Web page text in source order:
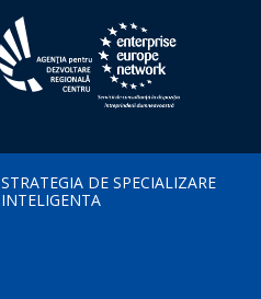
STRATEGIA DE SPECIALIZARE
INTELIGENTA